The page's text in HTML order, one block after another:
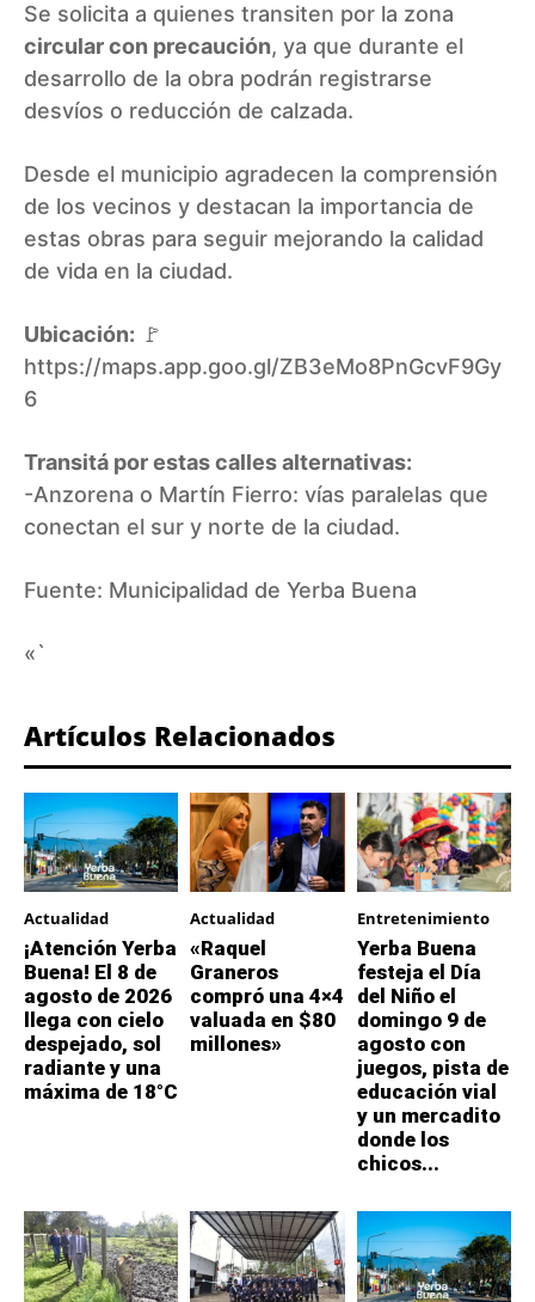
Se solicita a quienes transiten por la zona
circular con precaución, ya que durante el
desarrollo de la obra podrán registrarse
desvíos o reducción de calzada.
Desde el municipio agradecen la comprensión
de los vecinos y destacan la importancia de
estas obras para seguir mejorando la calidad
de vida en la ciudad.
Ubicación: 🚩
https://maps.app.goo.gl/ZB3eMo8PnGcvF9Gy
6
Transitá por estas calles alternativas:
-Anzorena o Martín Fierro: vías paralelas que
conectan el sur y norte de la ciudad.
Fuente: Municipalidad de Yerba Buena
«`
Artículos Relacionados
Actualidad
¡Atención Yerba
Buena! El 8 de
agosto de 2026
llega con cielo
despejado, sol
radiante y una
máxima de 18°C
Actualidad
«Raquel
Graneros
compró una 4×4
valuada en $80
millones»
Entretenimiento
Yerba Buena
festeja el Día
del Niño el
domingo 9 de
agosto con
juegos, pista de
educación vial
y un mercadito
donde los
chicos...